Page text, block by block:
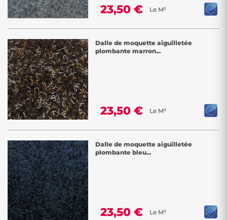
23,50 € Le M²
Dalle de moquette aiguilletée
plombante marron...
23,50 € Le M²
Dalle de moquette aiguilletée
plombante bleu...
23,50 € Le M²